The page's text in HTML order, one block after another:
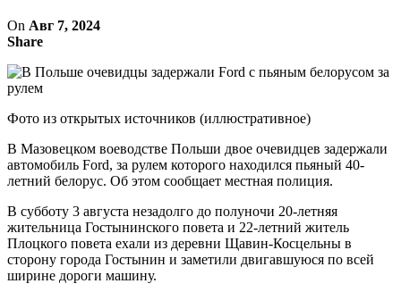
On Авг 7, 2024
Share
Фото из открытых источников (иллюстративное)
В Мазовецком воеводстве Польши двое очевидцев задержали
автомобиль Ford, за рулем которого находился пьяный 40-
летний белорус. Об этом сообщает местная полиция.
В субботу 3 августа незадолго до полуночи 20-летняя
жительница Гостынинского повета и 22-летний житель
Плоцкого повета ехали из деревни Щавин-Косцельны в
сторону города Гостынин и заметили двигавшуюся по всей
ширине дороги машину.